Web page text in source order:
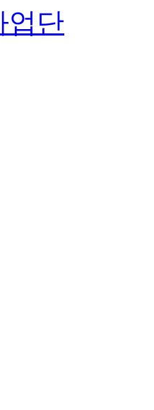
업단